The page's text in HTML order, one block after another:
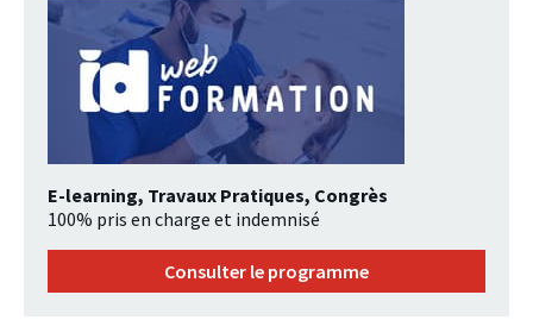
E-learning, Travaux Pratiques, Congrès
100% pris en charge et indemnisé
Consulter le programme